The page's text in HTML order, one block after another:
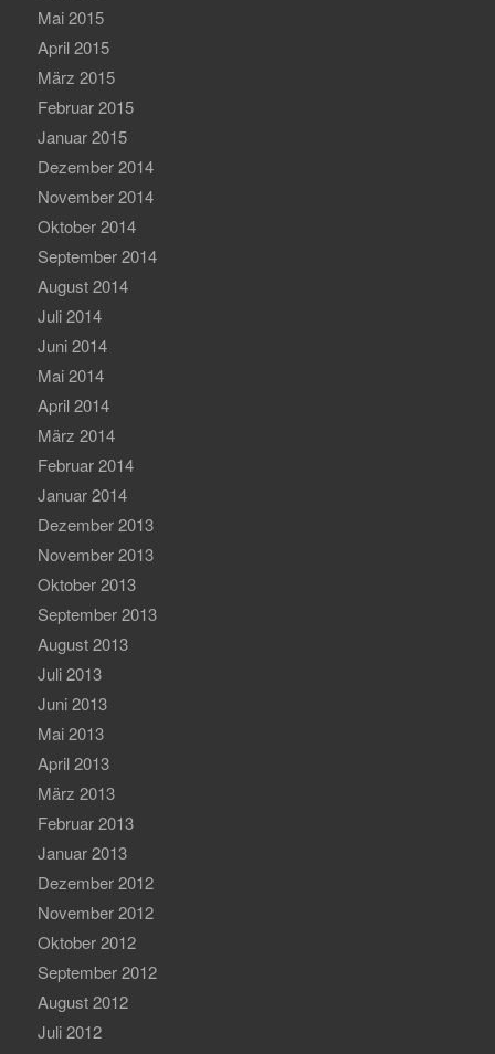
Mai 2015
April 2015
März 2015
Februar 2015
Januar 2015
Dezember 2014
November 2014
Oktober 2014
September 2014
August 2014
Juli 2014
Juni 2014
Mai 2014
April 2014
März 2014
Februar 2014
Januar 2014
Dezember 2013
November 2013
Oktober 2013
September 2013
August 2013
Juli 2013
Juni 2013
Mai 2013
April 2013
März 2013
Februar 2013
Januar 2013
Dezember 2012
November 2012
Oktober 2012
September 2012
August 2012
Juli 2012